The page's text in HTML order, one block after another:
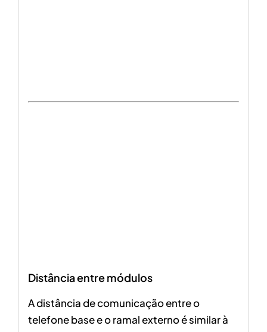
Distância entre módulos
A distância de comunicação entre o
telefone base e o ramal externo é similar à